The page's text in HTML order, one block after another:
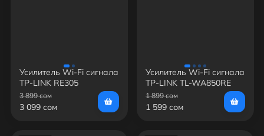
Усилитель Wi-Fi сигнала
TP-LINK RE305
3 899 сом
3 099 сом
Усилитель Wi-Fi сигнала
TP-LINK TL-WA850RE
1 899 сом
1 599 сом